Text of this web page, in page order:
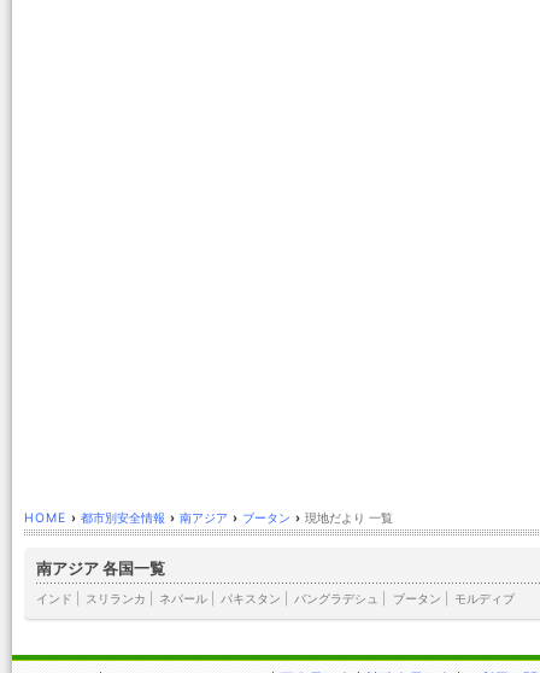
HOME › 都市別安全情報 › 南アジア › ブータン › 現地だより 一覧
南アジア 各国一覧
インド スリランカ ネパール パキスタン バングラデシュ ブータン モルディブ